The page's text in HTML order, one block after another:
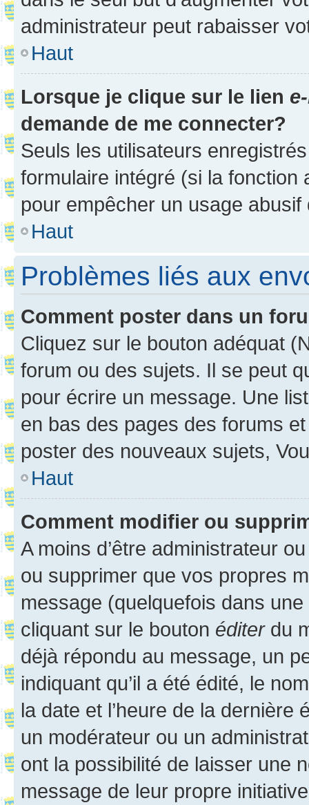
administrateur peut rabaisser
Haut
Lorsque je clique sur le lien
demande de me connecter?
Seuls les utilisateurs
formulaire intégré (si la fonction
pour empêcher un usage
Haut
Problèmes liés aux
Comment poster dans un
Cliquez sur le bouton adéquat
forum ou des sujets. Il se peut
pour écrire un message. Une
en bas des pages des forums
poster des nouveaux sujets,
Haut
Comment modifier ou
A moins d’être administrateur
ou supprimer que vos propres
message (quelquefois dans
cliquant sur le bouton éditerdu
déjà répondu au message, un
indiquant qu’il a été édité, le
la date et l’heure de la dernière
un modérateur ou un
ont la possibilité de laisser une
message de leur propre